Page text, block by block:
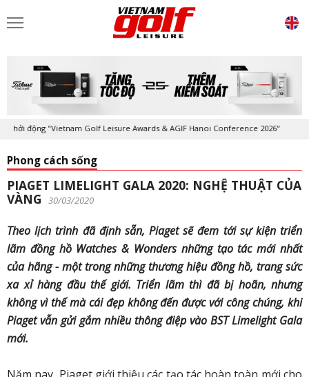
động "Vietnam Golf Leisure Awards & AGIF Hanoi Conference 2026"
Phong cách sống
PIAGET LIMELIGHT GALA 2020: NGHỆ THUẬT CỦA
VÀNG
30/03/2020
Theo lịch trình đã định sẵn, Piaget sẽ đem tới sự kiện triển
lãm đồng hồ Watches & Wonders những tạo tác mới nhất
của hãng - một trong những thương hiệu đồng hồ, trang sức
xa xỉ hàng đầu thế giới. Triển lãm thì đã bị hoãn, nhưng
không vì thế mà cái đẹp không đến được với công chúng, khi
Piaget vẫn gửi gắm nhiều thông điệp vào BST Limelight Gala
mới.